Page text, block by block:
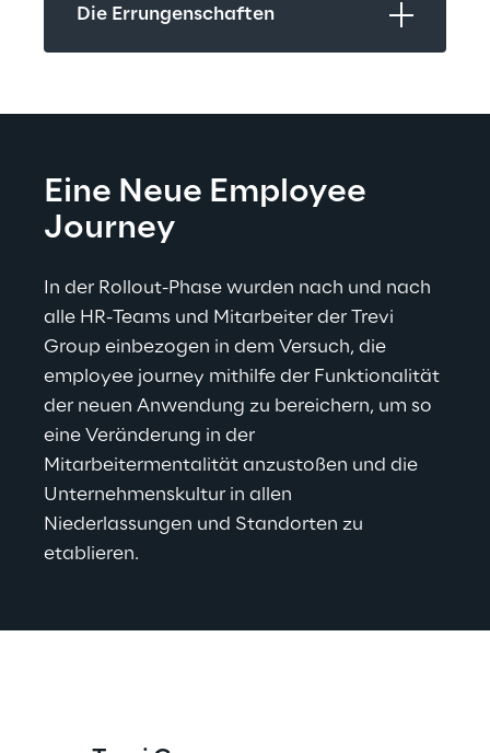
Die Errungenschaften
Eine Neue Employee
Journey
In der Rollout-Phase wurden nach und nach
alle HR-Teams und Mitarbeiter der Trevi
Group einbezogen in dem Versuch, die
employee journey mithilfe der Funktionalität
der neuen Anwendung zu bereichern, um so
eine Veränderung in der
Mitarbeitermentalität anzustoßen und die
Unternehmenskultur in allen
Niederlassungen und Standorten zu
etablieren.